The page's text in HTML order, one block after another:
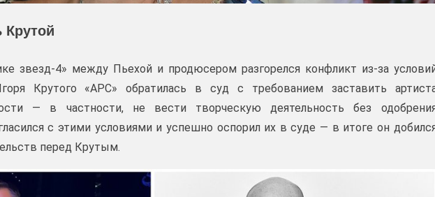
Крутой
звезд-4» между Пьехой и продюсером разгорелся конфликт из‑за
Крутого «АРС» обратилась в суд с требованием заставить
— в частности, не вести творческую деятельность без
с этими условиями и успешно оспорил их в суде — в итоге он
перед Крутым.